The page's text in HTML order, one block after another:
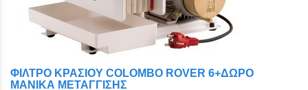
ΦΙΛΤΡΟ ΚΡΑΣΙΟΥ COLOMBO ROVER 6+ΔΩΡΟ
ΜΑΝΙΚΑ ΜΕΤΑΓΓΙΣΗΣ